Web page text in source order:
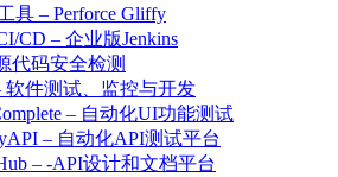
具 – Perforce Gliffy
CD – 企业版Jenkins
代码安全检测
软件测试、监控与开发
– 自动化UI功能测试
– 自动化API测试平台
– -API设计和文档平台